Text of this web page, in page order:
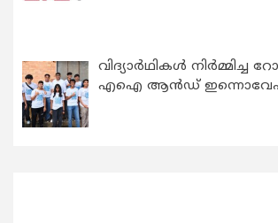
വിദ്യാര്‍ഥികള്‍ നിര്‍മ്മിച്ച
എഐ ആന്‍ഡ്